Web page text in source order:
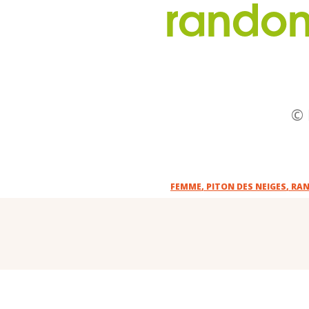
©
FEMME, PITON DES NEIGES,